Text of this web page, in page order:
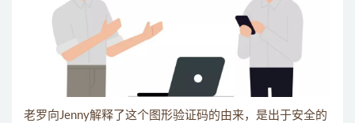
老罗向Jenny解释了这个图形验证码的由来，是出于安全的